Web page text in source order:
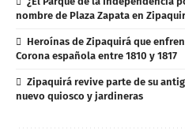
nombre de Plaza Zapata en
Heroínas de Zipaquirá que
Corona española entre 1810 y 1817
Zipaquirá revive parte de su
nuevo quiosco y jardineras